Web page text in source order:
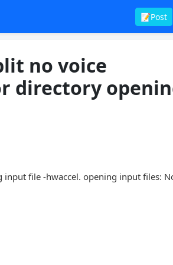
📝Post
no voice
directory
file -hwaccel. opening input files: